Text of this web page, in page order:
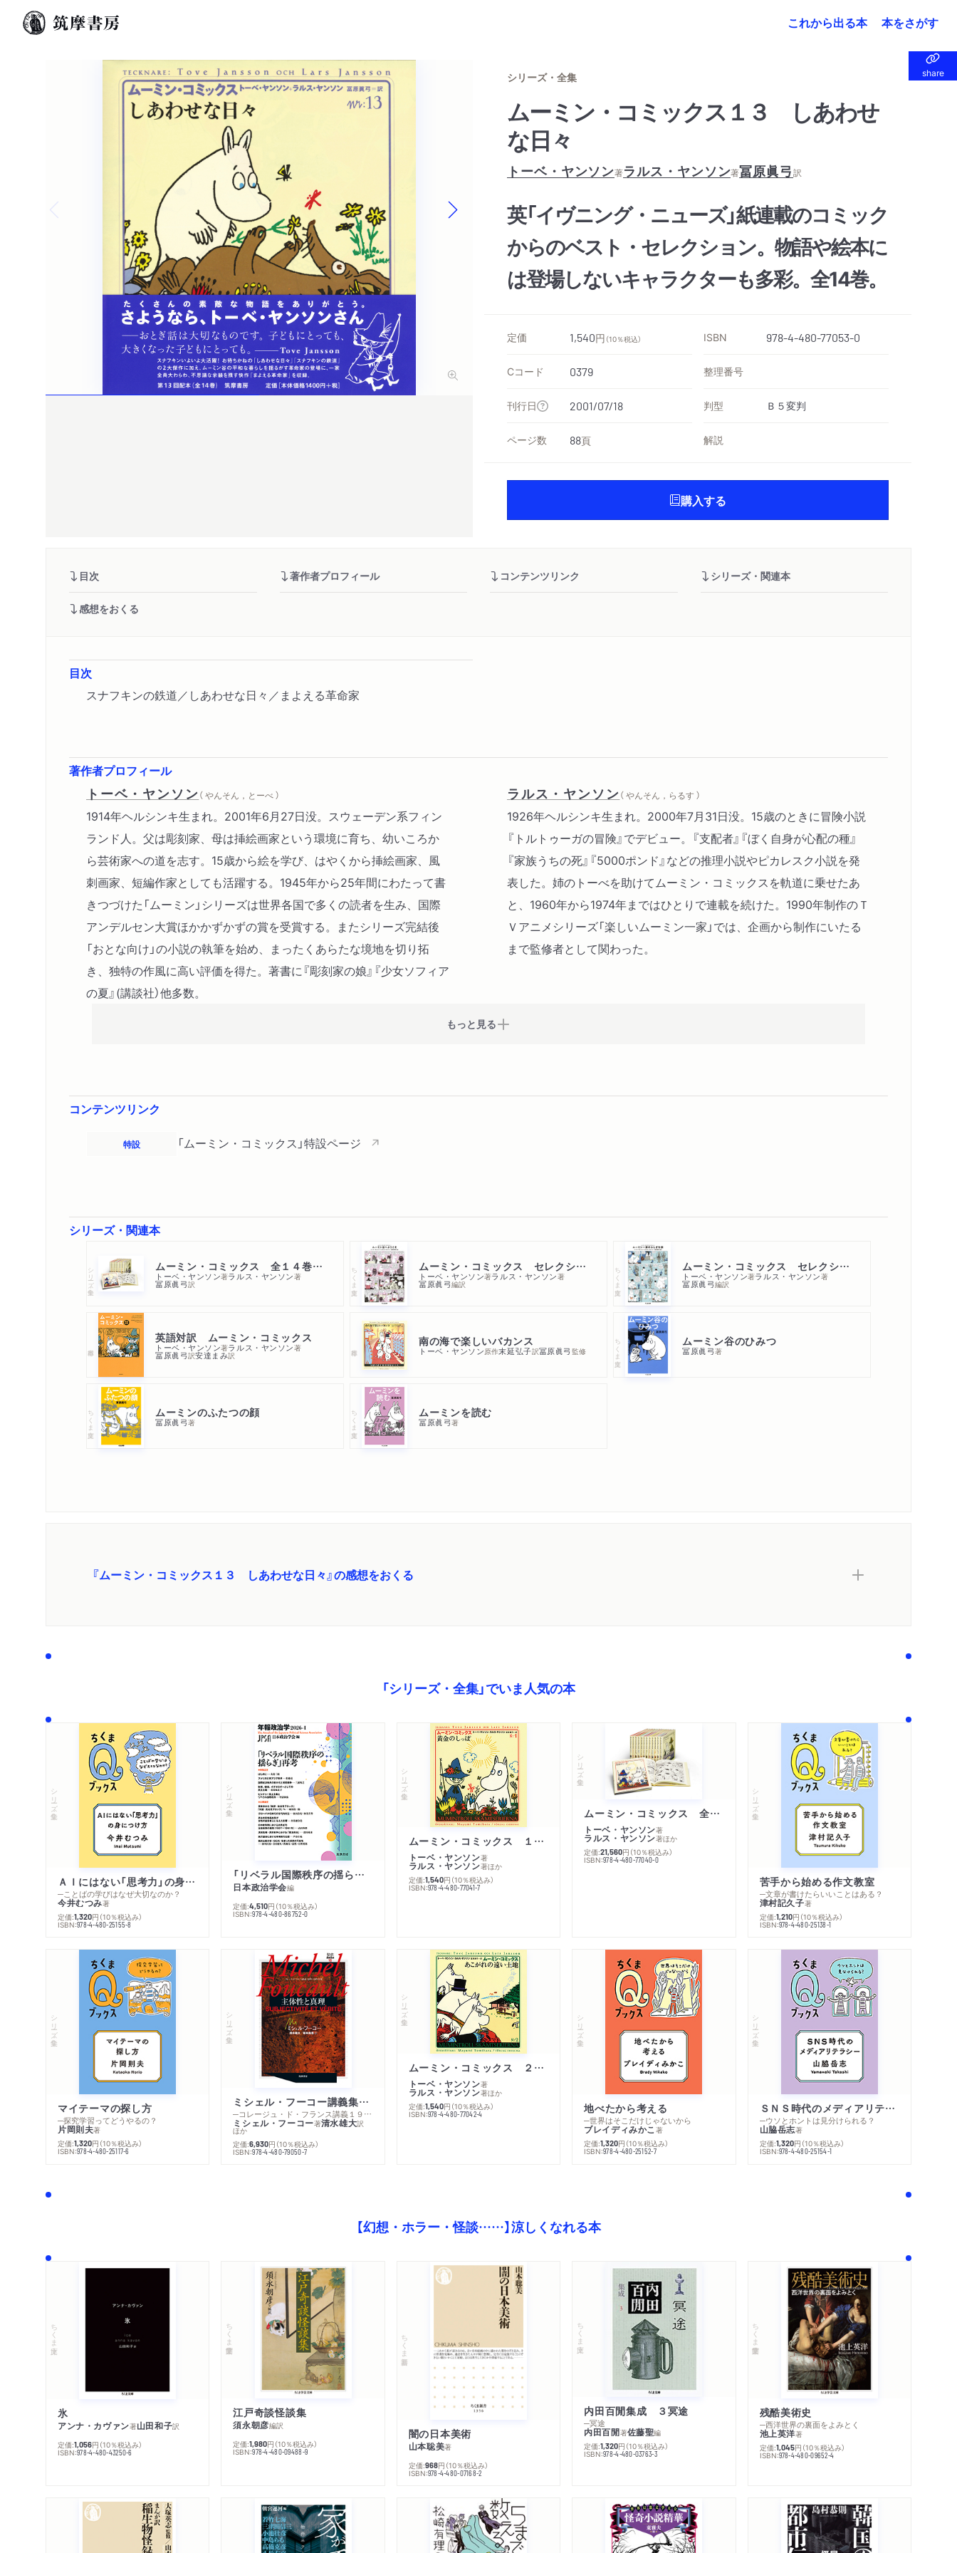
これから出る本 本をさがす
share
share
シリーズ・全集
ムーミン・コミックス１３ しあわせ
な日々
トーベ・ヤンソン著ラルス・ヤンソン著冨原眞弓訳
英「イヴニング・ニューズ」紙連載のコミック
からのベスト・セレクション。物語や絵本に
は登場しないキャラクターも多彩。全14巻。
定価 1,540円 （10％税込） ISBN 978-4-480-77053-0
Cコード 0379 整理番号
刊行日 2001/07/18 判型 Ｂ５変判
ページ数 88頁 解説
購入する
目次 著作者プロフィール コンテンツリンク シリーズ・関連本
感想をおくる
目次
スナフキンの鉄道／しあわせな日々／まよえる革命家
著作者プロフィール
トーベ・ヤンソン（ やんそん，とーべ ）
1914年ヘルシンキ生まれ。2001年6月27日没。スウェーデン系フィン
ランド人。父は彫刻家、母は挿絵画家という環境に育ち、幼いころか
ら芸術家への道を志す。15歳から絵を学び、はやくから挿絵画家、風
刺画家、短編作家としても活躍する。1945年から25年間にわたって書
きつづけた「ムーミン」シリーズは世界各国で多くの読者を生み、国際
アンデルセン大賞ほかかずかずの賞を受賞する。またシリーズ完結後
「おとな向け」の小説の執筆を始め、まったくあらたな境地を切り拓
き、独特の作風に高い評価を得た。著書に『彫刻家の娘』『少女ソフィア
の夏』(講談社）他多数。
ラルス・ヤンソン（ やんそん，らるす ）
1926年ヘルシンキ生まれ。2000年7月31日没。15歳のときに冒険小説
『トルトゥーガの冒険』でデビュー。『支配者』『ぼく自身が心配の種』
『家族うちの死』『5000ポンド』などの推理小説やピカレスク小説を発
表した。姉のトーべを助けてムーミン・コミックスを軌道に乗せたあ
と、1960年から1974年まではひとりで連載を続けた。1990年制作のＴ
Ｖアニメシリーズ「楽しいムーミン一家」では、企画から制作にいたる
まで監修者として関わった。
もっと見る
コンテンツリンク
特設 「ムーミン・コミックス」特設ページ
シリーズ・関連本
シリーズ・全集 ムーミン・コミックス 全１４巻セット
トーベ・ヤンソン著ラルス・ヤンソン著
冨原眞弓訳 ちくま文庫 ムーミン・コミックス セレクション１ムーミン谷へようこそ
トーベ・ヤンソン著ラルス・ヤンソン著
冨原眞弓編訳 ちくま文庫 ムーミン・コミックス セレクション２ムーミン一家のふしぎな旅
トーベ・ヤンソン著ラルス・ヤンソン著
冨原眞弓編訳
英語対訳 ムーミン・コミックス
トーベ・ヤンソン著ラルス・ヤンソン著
冨原眞弓訳安達まみ訳
南の海で楽しいバカンス
トーベ・ヤンソン原作末延弘子訳冨原眞弓 監修 ちくま文庫 ムーミン谷のひみつ
冨原眞弓著
ちくま文庫 ムーミンのふたつの顔
冨原眞弓著 ちくま文庫 ムーミンを読む
冨原眞弓著
『ムーミン・コミックス１３ しあわせな日々』の感想をおくる
「シリーズ・全集」でいま人気の本
シリーズ・全集
ＡＩにはない「思考力」の身につけ方
─ことばの学びはなぜ大切なのか？
今井むつみ著
定価:1,320円 （10％税込み）
ISBN:978-4-480-25155-8
シリーズ・全集
「リベラル国際秩序の揺らぎ」再考 年報政治学２０２６‐Ⅰ
日本政治学会編
定価:4,510円 （10％税込み）
ISBN:978-4-480-86752-0
シリーズ・全集
ムーミン・コミックス １ 黄金のしっぽ
トーベ・ヤンソン著
ラルス・ヤンソン著ほか
定価:1,540円 （10％税込み）
ISBN:978-4-480-77041-7
シリーズ・全集
ムーミン・コミックス 全１４巻セット
トーベ・ヤンソン著
ラルス・ヤンソン著ほか
定価:21,560円 （10％税込み）
ISBN:978-4-480-77040-0
シリーズ・全集
苦手から始める作文教室
─文章が書けたらいいことはある？
津村記久子著
定価:1,210円 （10％税込み）
ISBN:978-4-480-25138-1
シリーズ・全集
マイテーマの探し方
─探究学習ってどうやるの？
片岡則夫著
定価:1,320円 （10％税込み）
ISBN:978-4-480-25117-6
シリーズ・全集
ミシェル・フーコー講義集成１０ 主体性と真理
─コレージュ・ド・フランス講義１９８０－１９８１年度
ミシェル・フーコー著清水雄大訳
ほか
定価:6,930円 （10％税込み）
ISBN:978-4-480-79050-7
シリーズ・全集
ムーミン・コミックス ２ あこがれの遠い土地
トーベ・ヤンソン著
ラルス・ヤンソン著ほか
定価:1,540円 （10％税込み）
ISBN:978-4-480-77042-4
シリーズ・全集
地べたから考える
─世界はそこだけじゃないから
ブレイディみかこ著
定価:1,320円 （10％税込み）
ISBN:978-4-480-25152-7
シリーズ・全集
ＳＮＳ時代のメディアリテラシー
─ウソとホントは見分けられる？
山脇岳志著
定価:1,320円 （10％税込み）
ISBN:978-4-480-25154-1
【幻想・ホラー・怪談……】涼しくなれる本
ちくま文庫
氷
アンナ・カヴァン著山田和子訳
定価:1,056円 （10％税込み）
ISBN:978-4-480-43250-6
ちくま学芸文庫
江戸奇談怪談集
須永朝彦編訳
定価:1,980円 （10％税込み）
ISBN:978-4-480-09488-9
ちくま新書
闇の日本美術
山本聡美著
定価:968円 （10％税込み）
ISBN:978-4-480-07168-2
ちくま文庫
内田百閒集成 ３冥途
─冥途
内田百閒著佐藤聖編
定価:1,320円 （10％税込み）
ISBN:978-4-480-03763-3
ちくま学芸文庫
残酷美術史
─西洋世界の裏面をよみとく
池上英洋著
定価:1,045円 （10％税込み）
ISBN:978-4-480-09652-4